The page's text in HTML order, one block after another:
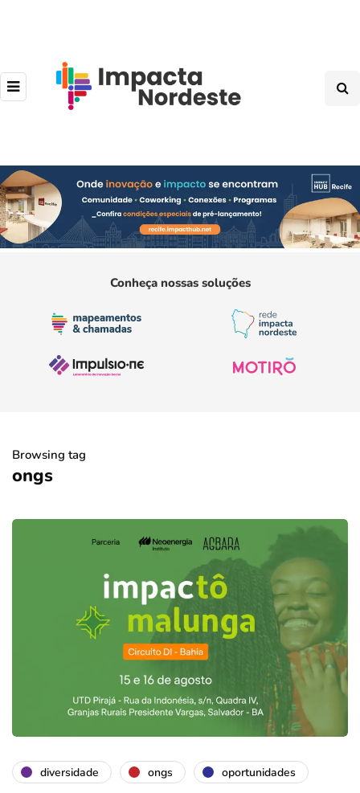
Conheça nossas soluções
Browsing tag
ongs
diversidade ongs oportunidades